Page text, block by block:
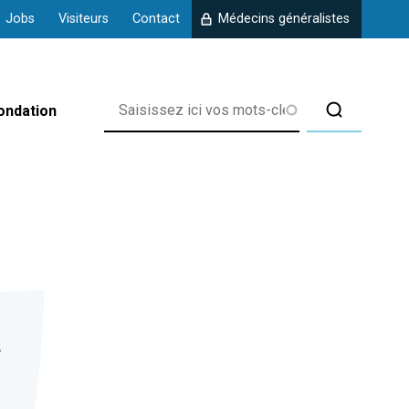
Jobs Visiteurs Contact Médecins généralistes